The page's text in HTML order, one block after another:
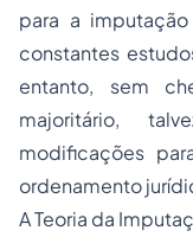
para a
constantes
entanto, sem
majoritário,
modificações
ordenamento
A Teoria da